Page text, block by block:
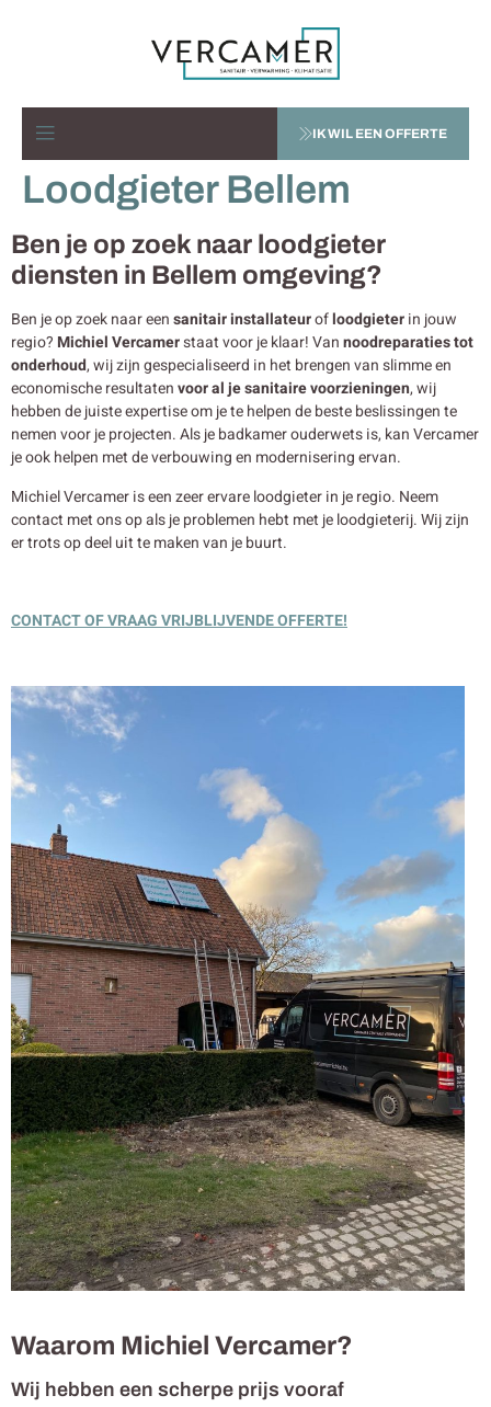
IK WIL EEN OFFERTE
Loodgieter Bellem
Ben je op zoek naar loodgieter
diensten in Bellem omgeving?
Ben je op zoek naar eensanitair installateurofloodgieterin jouw
regio? Michiel Vercamerstaat voor je klaar! Vannoodreparaties tot
onderhoud, wij zijn gespecialiseerd in het brengen van slimme en
economische resultatenvoor al je sanitaire voorzieningen, wij
hebben de juiste expertise om je te helpen de beste beslissingen te
nemen voor je projecten. Als je badkamer ouderwets is, kan Vercamer
je ook helpen met de verbouwing en modernisering ervan.
Michiel Vercamer is een zeer ervare loodgieter in je regio. Neem
contact met ons op als je problemen hebt met je loodgieterij. Wij zijn
er trots op deel uit te maken van je buurt.
CONTACT OF VRAAG VRIJBLIJVENDE OFFERTE!
Waarom Michiel Vercamer?
Wij hebben een scherpe prijs vooraf